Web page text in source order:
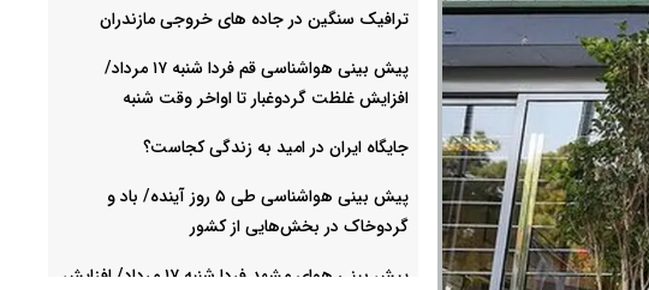
ترافیک سنگین در جاده های خروجی مازندران
پیش بینی هواشناسی قم فردا شنبه ۱۷ مرداد/
افزایش غلظت گردوغبار تا اواخر وقت شنبه
جایگاه ایران در امید به زندگی کجاست؟
پیش بینی هواشناسی طی ۵ روز آینده/ باد و
گردوخاک در بخش‌هایی از کشور
پیش بینی هوای مشهد فردا شنبه ۱۷ مرداد/ افزایش